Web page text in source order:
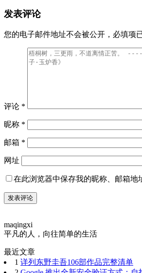
发表评论
您的电子邮件地址不会被公开， 必填项
评论 *
昵称 *
邮箱 *
网址
在此浏览器中保存我的昵称、邮箱地
maqingxi
平凡的人，向往简单的生活
最近文章
1 详列东野圭吾106部作品完整清单